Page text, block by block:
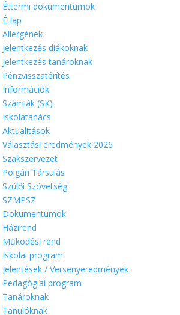
Éttermi dokumentumok
Étlap
Allergének
Jelentkezés diákoknak
Jelentkezés tanároknak
Pénzvisszatérítés
Információk
Számlák (SK)
Iskolatanács
Aktualitások
Választási eredmények 2026
Szakszervezet
Polgári Társulás
Szülői Szövetség
SZMPSZ
Dokumentumok
Házirend
Működési rend
Iskolai program
Jelentések / Versenyeredmények
Pedagógiai program
Tanároknak
Tanulóknak